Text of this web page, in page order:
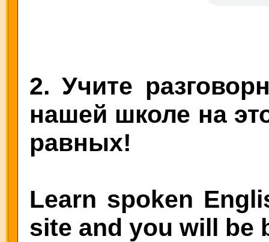
2. Учите
нашей школе на
равных!
Learn spoken
site and you will be